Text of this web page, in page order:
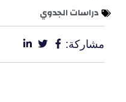
دراسات الجدوي
مشاركة: